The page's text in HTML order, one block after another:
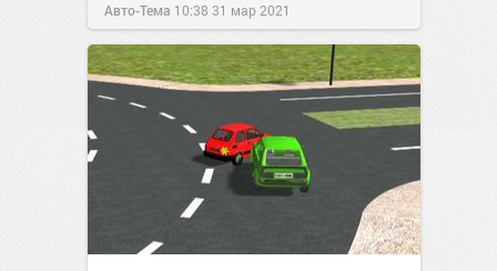
Авто-Тема 10:38 31 мар 2021